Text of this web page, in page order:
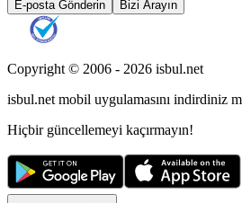
E-posta Gönderin Bizi Arayın
Copyright © 2006 - 2026 isbul.net
isbul.net mobil uygulamasını indirdiniz
Hiçbir güncellemeyi kaçırmayın!